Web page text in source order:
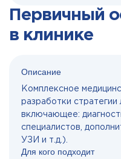
Первичный
в клинике
Описание
Комплексное
разработки стратегии
включающее:
специалистов,
УЗИ и т.д.).
Для кого подходит